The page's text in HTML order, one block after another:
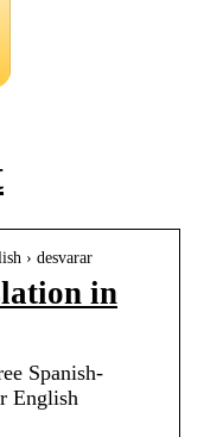
› desvarar
in
Spanish-
English